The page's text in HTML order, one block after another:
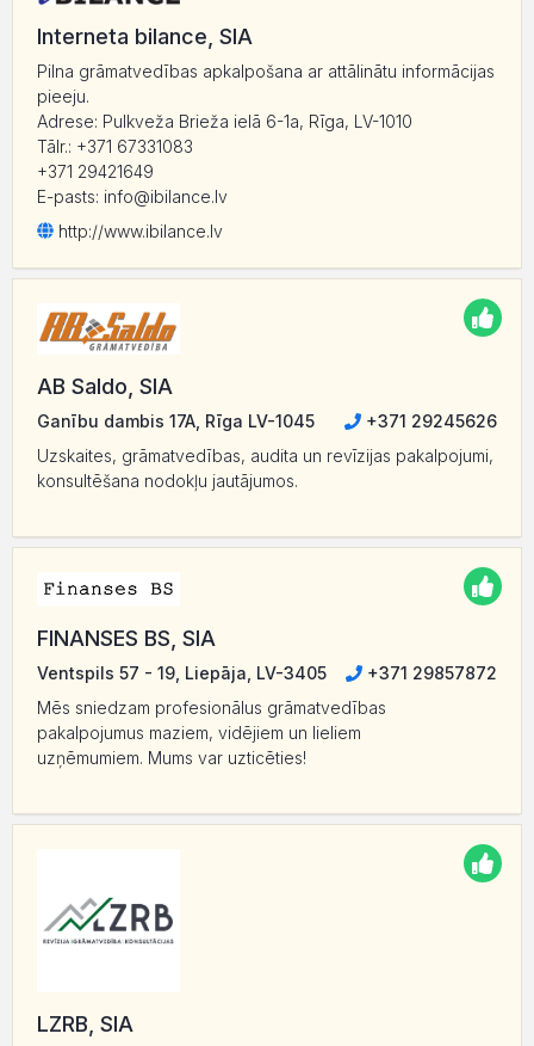
Interneta bilance, SIA
Pilna grāmatvedības apkalpošana ar attālinātu informācijas
pieeju.
Adrese: Pulkveža Brieža ielā 6-1a, Rīga, LV-1010
Tālr.: +371 67331083
+371 29421649
E-pasts: info@ibilance.lv
http://www.ibilance.lv
AB Saldo, SIA
Ganību dambis 17A, Rīga LV-1045
+371 29245626
Uzskaites, grāmatvedības, audita un revīzijas pakalpojumi,
konsultēšana nodokļu jautājumos.
FINANSES BS, SIA
Ventspils 57 - 19, Liepāja, LV-3405
+371 29857872
Mēs sniedzam profesionālus grāmatvedības
pakalpojumus maziem, vidējiem un lieliem
uzņēmumiem. Mums var uzticēties!
LZRB, SIA